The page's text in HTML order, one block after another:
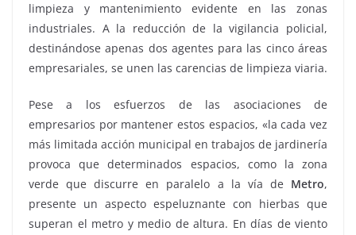
limpieza y mantenimiento evidente en las zonas
industriales. A la reducción de la vigilancia policial,
destinándose apenas dos agentes para las cinco áreas
empresariales, se unen las carencias de limpieza viaria.
Pese a los esfuerzos de las asociaciones de
empresarios por mantener estos espacios, «la cada vez
más limitada acción municipal en trabajos de jardinería
provoca que determinados espacios, como la zona
verde que discurre en paralelo a la vía de Metro,
presente un aspecto espeluznante con hierbas que
superan el metro y medio de altura. En días de viento